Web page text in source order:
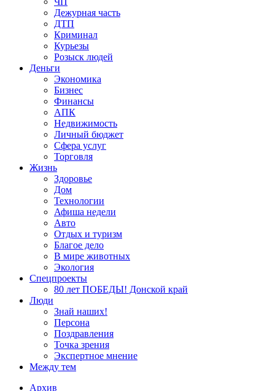
Дежурная часть
ДТП
Криминал
Курьезы
Розыск людей
Деньги
Экономика
Бизнес
Финансы
АПК
Недвижимость
Личный бюджет
Сфера услуг
Торговля
Жизнь
Здоровье
Дом
Технологии
Афиша недели
Авто
Отдых и туризм
Благое дело
В мире животных
Экология
Спецпроекты
80 лет ПОБЕДЫ! Донской край
Люди
Знай наших!
Персона
Поздравления
Точка зрения
Экспертное мнение
Между тем
Архив